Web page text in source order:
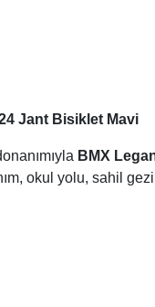
Jant Bisiklet Mavi
BMX
okul yolu, sahil